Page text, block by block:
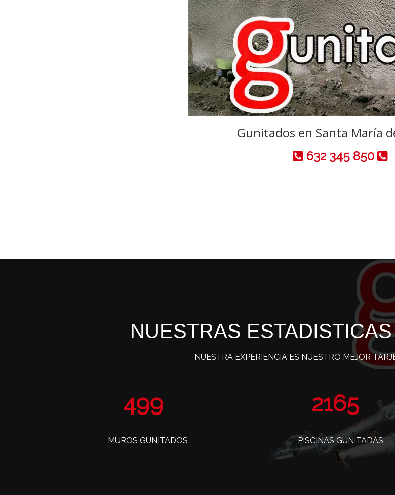
Gunitados en Santa María
632 345 850
NUESTRAS
NUESTRA EXPERIENCIA ES NUESTRO MEJOR
806
MUROS GUNITADOS
3495
PISCINAS GUNITADAS